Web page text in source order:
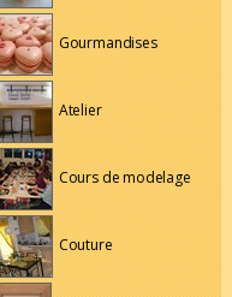
Gourmandises
Atelier
Cours de modelage
Couture